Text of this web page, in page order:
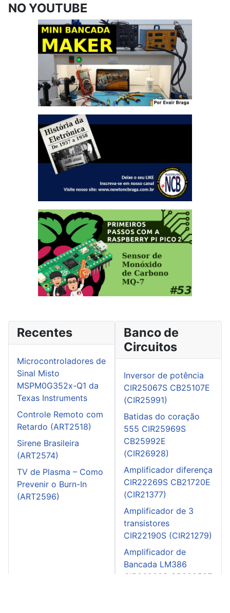
NO YOUTUBE
Recentes
Microcontroladores de
Sinal Misto
MSPM0G352x-Q1 da
Texas Instruments
Controle Remoto com
Retardo (ART2518)
Sirene Brasileira
(ART2574)
TV de Plasma – Como
Prevenir o Burn-In
(ART2596)
Banco de
Circuitos
Inversor de potência
CIR25067S CB25107E
(CIR25991)
Batidas do coração
555 CIR25969S
CB25992E
(CIR26928)
Amplificador diferença
CIR22269S CB21720E
(CIR21377)
Amplificador de 3
transistores
CIR22190S (CIR21279)
Amplificador de
Bancada LM386
CIR26209S CB26258E